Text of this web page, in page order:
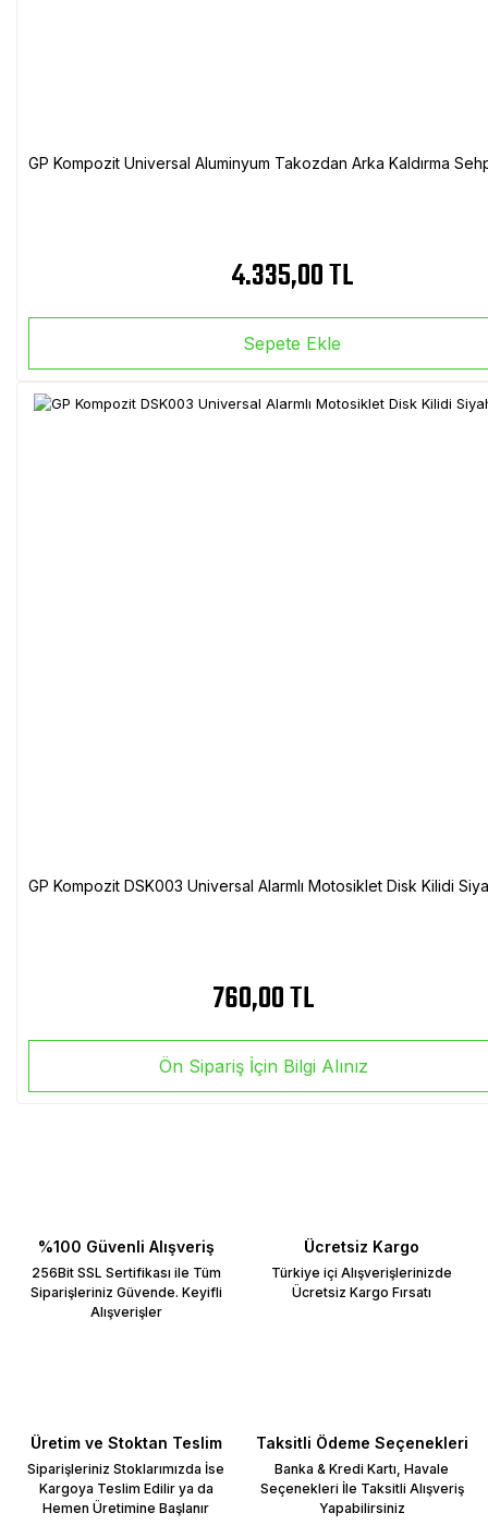
GP Kompozit Universal Aluminyum Takozdan Arka Kaldırma
4.335,00 TL
Sepete Ekle
GP Kompozit DSK003 Universal Alarmlı Motosiklet Disk Kilidi
760,00 TL
Ön Sipariş İçin Bilgi Alınız
%100 Güvenli Alışveriş
256Bit SSL Sertifikası ile Tüm
Siparişleriniz Güvende. Keyifli
Alışverişler
Ücretsiz Kargo
Türkiye içi Alışverişlerinizde
Ücretsiz Kargo Fırsatı
Üretim ve Stoktan Teslim
Siparişleriniz Stoklarımızda İse
Kargoya Teslim Edilir ya da
Hemen Üretimine Başlanır
Taksitli Ödeme Seçenekleri
Banka & Kredi Kartı, Havale
Seçenekleri İle Taksitli Alışveriş
Yapabilirsiniz